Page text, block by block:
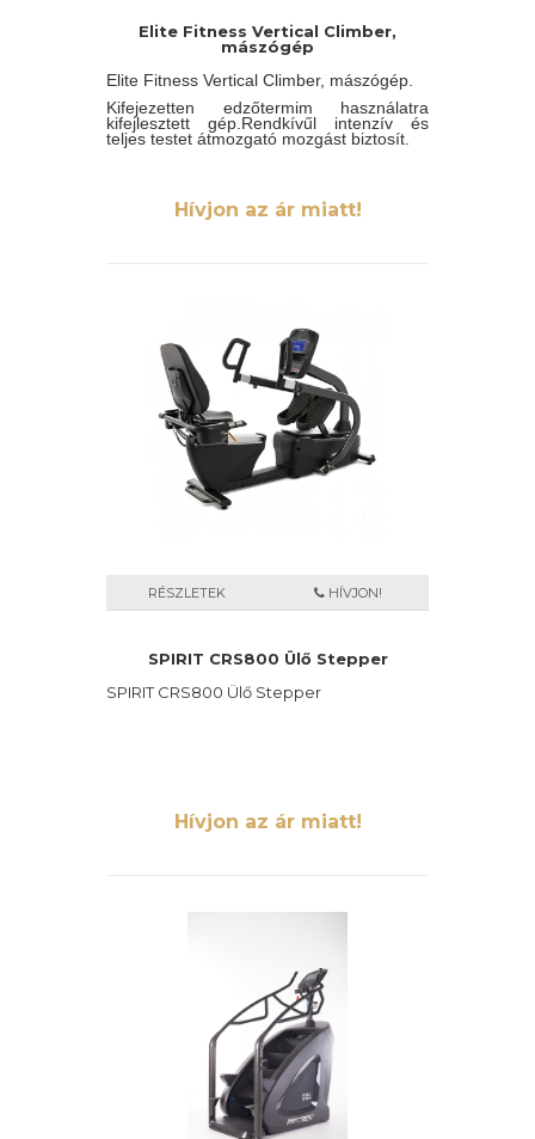
Elite Fitness Vertical Climber,
mászógép
Elite Fitness Vertical Climber, mászógép.
Kifejezetten edzőtermim használatra
kifejlesztett gép.Rendkívűl intenzív és
teljes testet átmozgató mozgást biztosít.
Hívjon az ár miatt!
RÉSZLETEK HÍVJON!
SPIRIT CRS800 Ülő Stepper
SPIRIT CRS800 Ülő Stepper
Hívjon az ár miatt!